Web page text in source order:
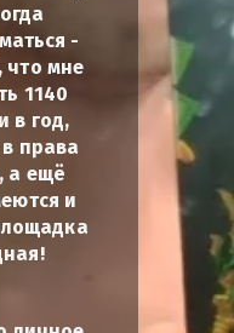
-
что мне
1140
в год,
права
а ещё
и